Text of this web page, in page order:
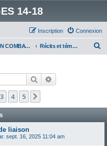
14-18
Connexion
Inscription
NON COMBATTANTS DANS LA GRANDE GUERRE Récits et témoignages
Rechercher
3 4 5
liaison
sept. 16, 2025 11:04 am